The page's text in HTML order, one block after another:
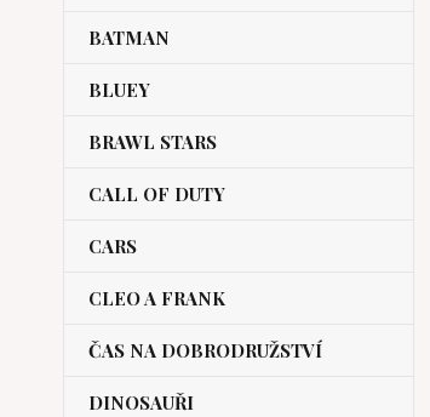
BATMAN
BLUEY
BRAWL STARS
CALL OF DUTY
CARS
CLEO A FRANK
ČAS NA DOBRODRUŽSTVÍ
DINOSAUŘI